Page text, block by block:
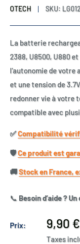
OTECH SKU:
La batterie
2388, U8500, U880
l'autonomie de votre
et une tension de
redonner vie à votre
compatible avec
✅​Compatibilité
🛡️​Ce produit est
🚚​Stock en France,
📞 Besoin d’aide ?
Prix:
Prix
réduit
9,90 €
Taxes